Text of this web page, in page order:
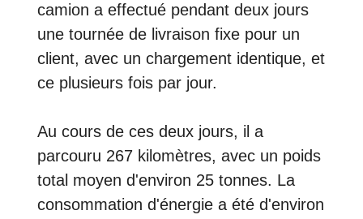
camion a effectué pendant deux jours
une tournée de livraison fixe pour un
client, avec un chargement identique, et
ce plusieurs fois par jour.
Au cours de ces deux jours, il a
parcouru 267 kilomètres, avec un poids
total moyen d'environ 25 tonnes. La
consommation d'énergie a été d'environ